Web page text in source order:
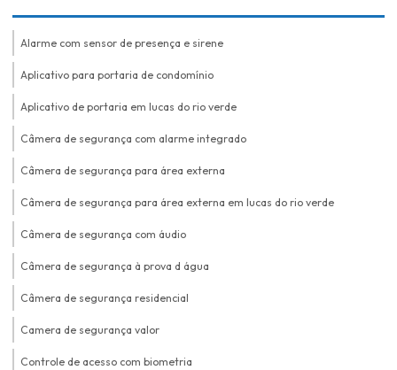
Alarme com sensor de presença e sirene
Aplicativo para portaria de condomínio
Aplicativo de portaria em lucas do rio verde
Câmera de segurança com alarme integrado
Câmera de segurança para área externa
Câmera de segurança para área externa em lucas do rio verde
Câmera de segurança com áudio
Câmera de segurança à prova d água
Câmera de segurança residencial
Camera de segurança valor
Controle de acesso com biometria